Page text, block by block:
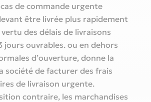
de commande urgente
être livrée plus rapidement
des délais de livraisons
jours ouvrables. ou en dehors
d’ouverture, donne la
société de facturer des frais
de livraison urgente.
contraire, les marchandises